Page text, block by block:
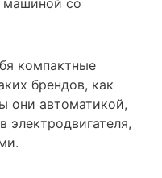
компактные
брендов, как
они автоматикой,
электродвигателя,